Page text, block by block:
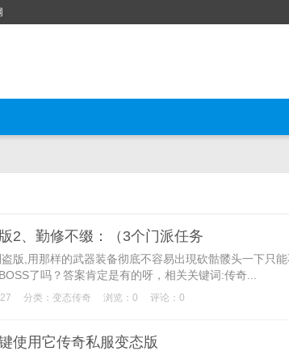
2、勤修不缀：（3个门派任务
,用那样的武器装备彻底不容易出現砍骷髅头一下只能
了吗？答案肯定是有的呀，相关关键词:传奇...
分类： 变态传奇 浏览：0 评论：0
使用它传奇私服变态版